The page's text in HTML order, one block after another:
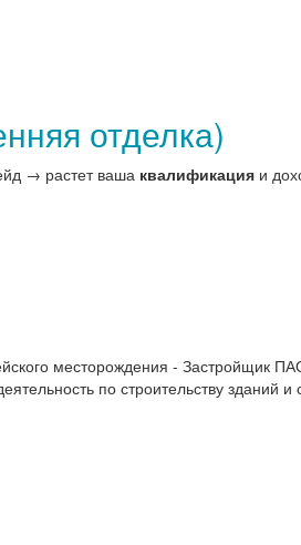
отделка)
→ растет ваша квалификация и
месторождения - Застройщик
по строительству зданий и